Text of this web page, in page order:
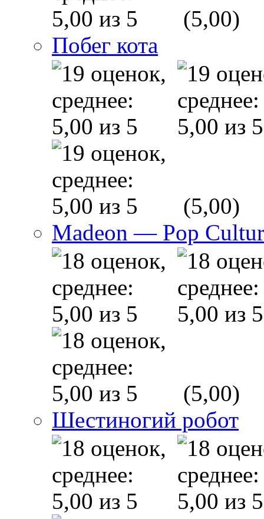
(5,00)
Побег кота
(5,00)
Madeon — Pop
(5,00)
Шестиногий робот